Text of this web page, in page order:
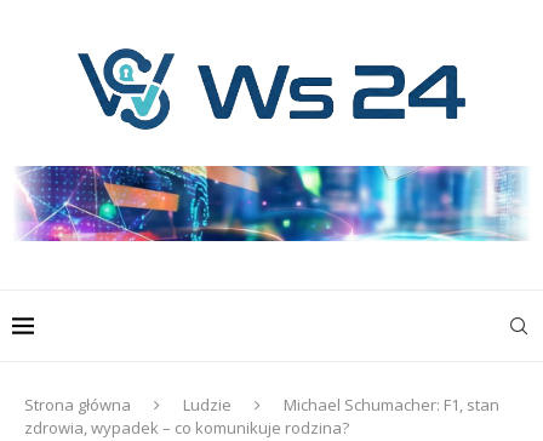
Strona główna Ludzie
Michael Schumacher: F1, stan
zdrowia, wypadek – co komunikuje rodzina?